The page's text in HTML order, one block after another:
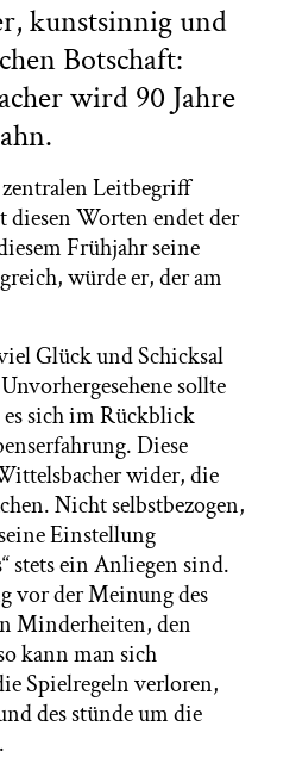
kunstsinnig und
Botschaft:
wird 90 Jahre
Leitbegriff
diesen Worten endet der
Frühjahr seine
würde er, der am
Glück und Schicksal
sollte
sich im Rückblick
Diese
wider, die
Nicht selbstbezogen,
Einstellung
stets ein Anliegen sind.
vor der Meinung des
Minderheiten, den
kann man sich
Spielregeln verloren,
des stünde um die